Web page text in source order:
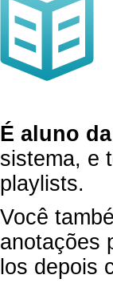
É aluno
sistema, e
playlists.
Você
anotações
los depois